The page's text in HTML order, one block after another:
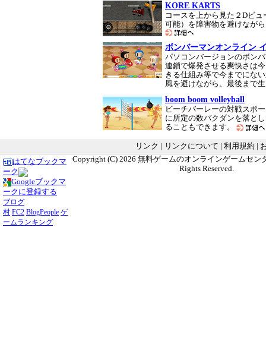
KORE KARTS
コースを上から見た２Dビ
可能）を障害物を避けなが
ボンバーマンオンライン
パソコンバージョンのボン
連鎖で爆発させる爽快さは
きる仕組み等で今までにな
風を避けながら、最後まで
boom boom volleyball
ビーチバーレーの対戦スポ
に所定の数バクダンを落と
ることもできます。
リンク リンクについて 利用規約
はてなブックマ
ーク
Googleブックマ
ークに登録する
ブログ
村 FC2 BlogPeople ゲ
ームランキング
Copyright (C) 2026 無料ゲームのオンラインゲームセン
Rights Reserved.